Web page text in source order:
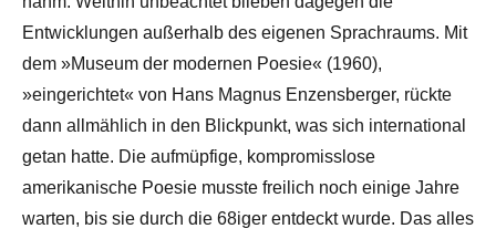
Entwicklungen außerhalb des eigenen Sprachraums. Mit
dem »Museum der modernen Poesie« (1960),
»eingerichtet« von Hans Magnus Enzensberger, rückte
dann allmählich in den Blickpunkt, was sich international
getan hatte. Die aufmüpfige, kompromisslose
amerikanische Poesie musste freilich noch einige Jahre
warten, bis sie durch die 68iger entdeckt wurde. Das alles